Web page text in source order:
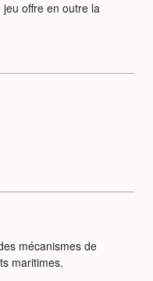
offre en outre la
mécanismes de
maritimes.